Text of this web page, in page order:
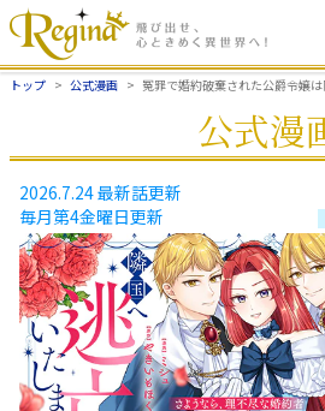
トップ 公式漫画 冤罪で婚約破棄された公爵令嬢
公式漫
2026.7.24 最新話更新
毎月第4金曜日更新